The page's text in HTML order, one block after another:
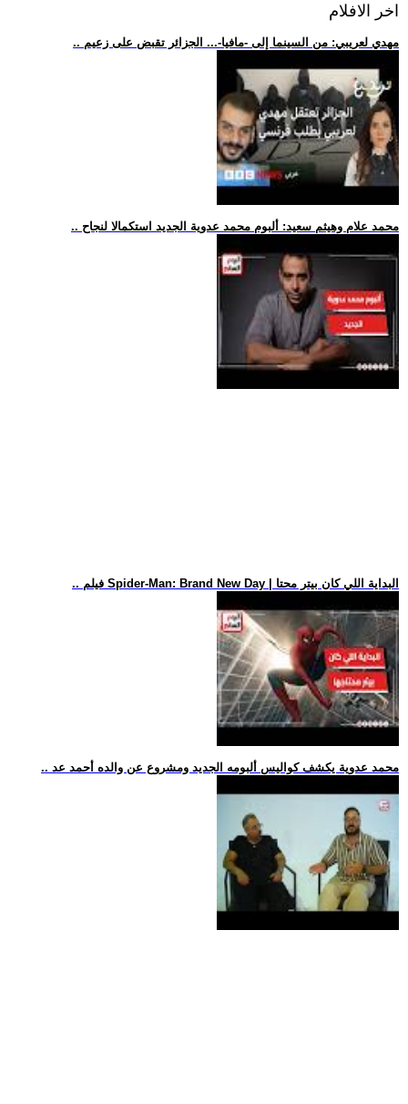
اخر الافلام
.. مهدي لعريبي: من السينما إلى -مافيا-... الجزائر تقبض على زعيم
.. محمد علام وهيثم سعيد: ألبوم محمد عدوية الجديد استكمالا لنجاح
.. فيلم Spider-Man: Brand New Day | البداية اللي كان بيتر محتا
.. محمد عدوية يكشف كواليس ألبومه الجديد ومشروع عن والده أحمد عد